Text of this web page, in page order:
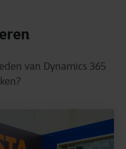
van Dynamics 365